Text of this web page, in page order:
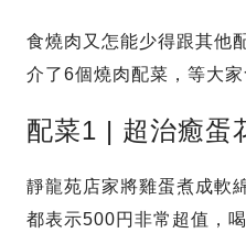
食燒肉又怎能少得跟其他
介了6個燒肉配菜，等大
配菜1 | 超治癒蛋
靜龍苑店家將雞蛋煮成軟
都表示500円非常超值，